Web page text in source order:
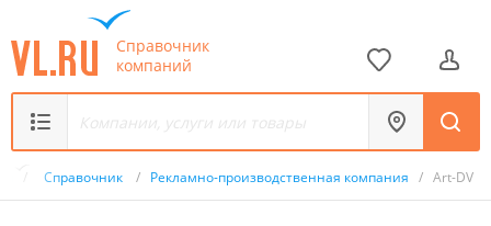
Справочник
компаний
Справочник / Рекламно-производственная компания / Art-DV